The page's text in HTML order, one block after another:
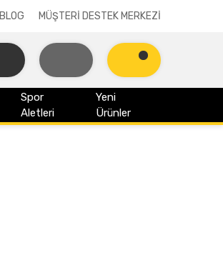
BLOG MÜŞTERİ DESTEK MERKEZİ
Spor
Aletleri
Yeni
Ürünler